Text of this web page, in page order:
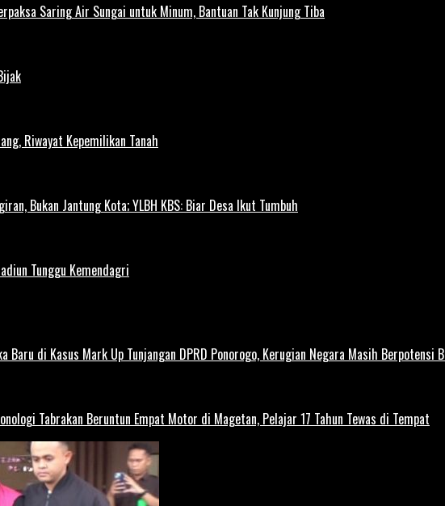
Saring Air Sungai untuk Minum, Bantuan Tak Kunjung Tiba
Riwayat Kepemilikan Tanah
Bukan Jantung Kota; YLBH KBS: Biar Desa Ikut Tumbuh
Tunggu Kemendagri
Baru di Kasus Mark Up Tunjangan DPRD Ponorogo, Kerugian Negara Masih Berpotensi
Tabrakan Beruntun Empat Motor di Magetan, Pelajar 17 Tahun Tewas di Tempat